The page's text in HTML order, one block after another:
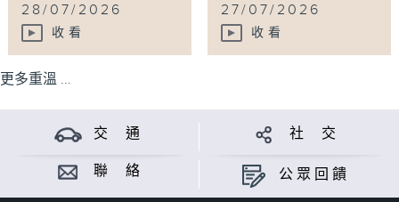
28/07/2026
收看
27/07/2026
收看
更多重溫 ...
交 通 社 交
聯 絡 公眾回饋